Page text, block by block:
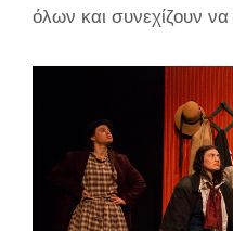
όλων και συνεχίζουν